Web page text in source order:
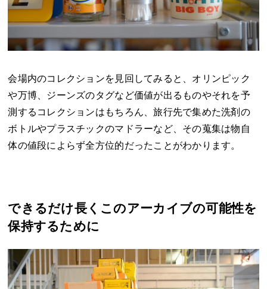
会場内のコレクションを見回してみると、オリンピック
や万博、ジーンズのタグなど価値が出るものやそれを予
測するコレクションはもちろん、旅行先で集めた洗剤の
ボトルやプラスチックのマドラーなど、その蒐集は物自
体の値段によらず全方位的だったことがわかります。
できるだけ長くこのアーカイブの可能性を
保持するために